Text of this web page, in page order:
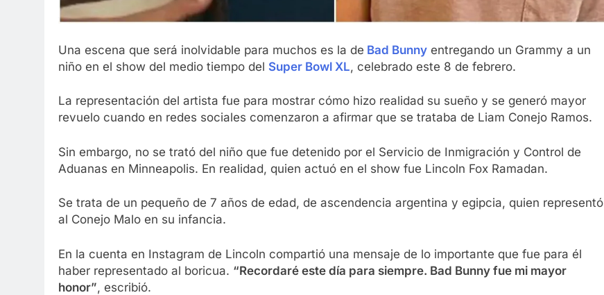
Una escena que será inolvidable para muchos es la de Bad Bunny entregando un Grammy a un
niño en el show del medio tiempo del Super Bowl XL, celebrado este 8 de febrero.
La representación del artista fue para mostrar cómo hizo realidad su sueño y se generó mayor
revuelo cuando en redes sociales comenzaron a afirmar que se trataba de Liam Conejo Ramos.
Sin embargo, no se trató del niño que fue detenido por el Servicio de Inmigración y Control de
Aduanas en Minneapolis. En realidad, quien actuó en el show fue Lincoln Fox Ramadan.
Se trata de un pequeño de 7 años de edad, de ascendencia argentina y egipcia, quien representó
al Conejo Malo en su infancia.
En la cuenta en Instagram de Lincoln compartió una mensaje de lo importante que fue para él
haber representado al boricua. “Recordaré este día para siempre. Bad Bunny fue mi mayor
honor”, escribió.